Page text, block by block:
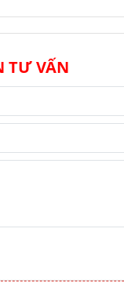
TƯ VẤN